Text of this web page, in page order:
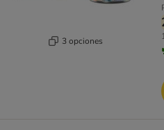
3 opciones